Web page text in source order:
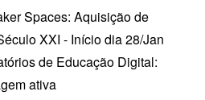
Spaces: Aquisição de
XXI - Início dia 28/Jan
de Educação Digital:
ativa